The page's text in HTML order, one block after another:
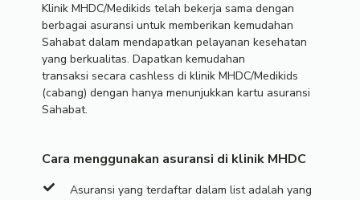
Klinik MHDC/Medikids telah bekerja sama dengan
berbagai asuransi untuk memberikan kemudahan
Sahabat dalam mendapatkan pelayanan kesehatan
yang berkualitas. Dapatkan kemudahan
transaksi secara cashless di klinik MHDC/Medikids
(cabang) dengan hanya menunjukkan kartu asuransi
Sahabat.
Cara menggunakan asuransi di klinik MHDC
Asuransi yang terdaftar dalam list adalah yang